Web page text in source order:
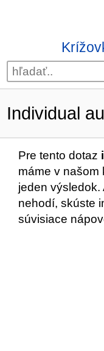
Individual
Pre tento dotaz
máme v našom
jeden
nehodí, skúste
súvisiace